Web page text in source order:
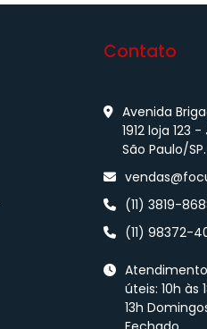
Contato
Avenida
1912 loja 123
São Paulo/
(11) 3819-
(11) 98372-
úteis: 10h às
13h